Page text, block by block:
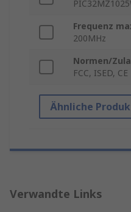
Frequenz
200MHz
Normen/
FCC, ISED, CE
Ähnliche
Verwandte Links